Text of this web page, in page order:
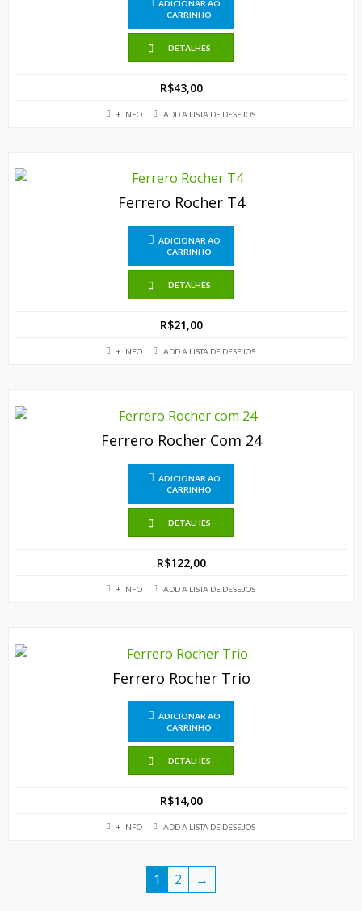
ADICIONAR AO
CARRINHO
DETALHES
R$43,00
+ INFO ADD A LISTA DE DESEJOS
Ferrero Rocher T4
ADICIONAR AO
CARRINHO
DETALHES
R$21,00
+ INFO ADD A LISTA DE DESEJOS
Ferrero Rocher Com 24
ADICIONAR AO
CARRINHO
DETALHES
R$122,00
+ INFO ADD A LISTA DE DESEJOS
Ferrero Rocher Trio
ADICIONAR AO
CARRINHO
DETALHES
R$14,00
+ INFO ADD A LISTA DE DESEJOS
1 2 →